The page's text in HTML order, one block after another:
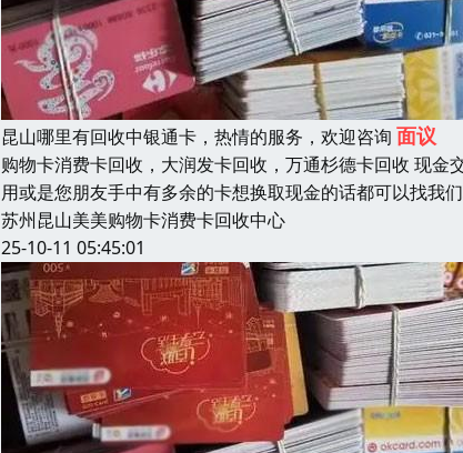
昆山哪里有回收中银通卡，热情的服务，欢迎咨询 面议
购物卡消费卡回收，大润发卡回收，万通杉德卡回收 现
用或是您朋友手中有多余的卡想换取现金的话都可以找我
苏州昆山美美购物卡消费卡回收中心
25-10-11 05:45:01